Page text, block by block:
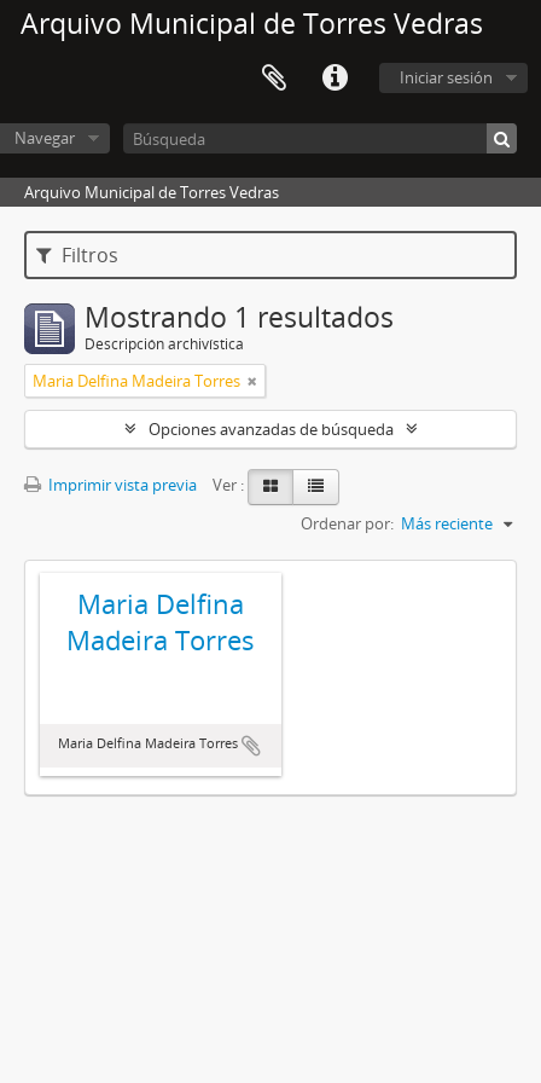
Arquivo Municipal de Torres Vedras
Iniciar sesión
Navegar
Arquivo Municipal de Torres Vedras
Filtros
Mostrando 1 resultados
Descripción archivística
Maria Delfina Madeira Torres
Opciones avanzadas de búsqueda
Imprimir vista previa
Ver :
Ordenar por: Más reciente
Maria Delfina
Madeira Torres
Maria Delfina Madeira Torres